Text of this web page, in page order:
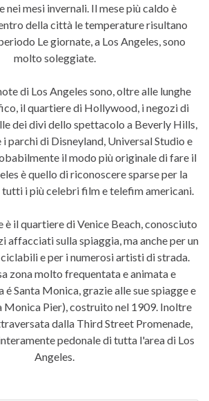
nei mesi invernali. Il mese più caldo è
della città le temperature risultano
Le giornate, a Los Angeles, sono
molto soleggiate.
di Los Angeles sono, oltre alle lunghe
il quartiere di Hollywood, i negozi di
dei divi dello spettacolo a Beverly Hills,
parchi di Disneyland, Universal Studio e
il modo più originale di fare il
è quello di riconoscere sparse per la
i più celebri film e telefim americani.
è il quartiere di Venice Beach, conosciuto
affacciati sulla spiaggia, ma anche per un
e per i numerosi artisti di strada.
zona molto frequentata e animata e
Santa Monica, grazie alle sue spiagge e
Monica Pier), costruito nel 1909. Inoltre
dalla Third Street Promenade,
pedonale di tutta l'area di Los
Angeles.